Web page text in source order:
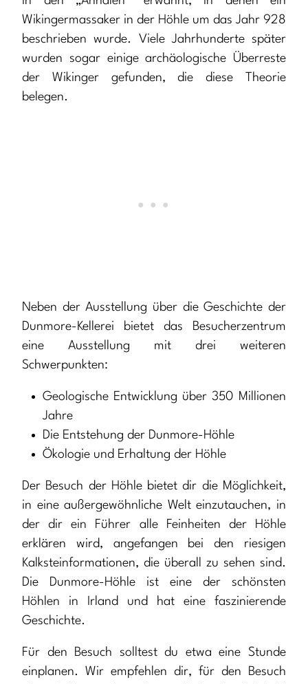
Wikingermassaker in der Höhle um das Jahr 928
beschrieben wurde. Viele Jahrhunderte später
wurden sogar einige archäologische Überreste
der Wikinger gefunden, die diese Theorie
belegen.
Neben der Ausstellung über die Geschichte der
Dunmore-Kellerei bietet das Besucherzentrum
eine Ausstellung mit drei weiteren
Schwerpunkten:
Geologische Entwicklung über 350 Millionen
Jahre
Die Entstehung der Dunmore-Höhle
Ökologie und Erhaltung der Höhle
Der Besuch der Höhle bietet dir die Möglichkeit,
in eine außergewöhnliche Welt einzutauchen, in
der dir ein Führer alle Feinheiten der Höhle
erklären wird, angefangen bei den riesigen
Kalksteinformationen, die überall zu sehen sind.
Die Dunmore-Höhle ist eine der schönsten
Höhlen in Irland und hat eine faszinierende
Geschichte.
Für den Besuch solltest du etwa eine Stunde
einplanen. Wir empfehlen dir, für den Besuch